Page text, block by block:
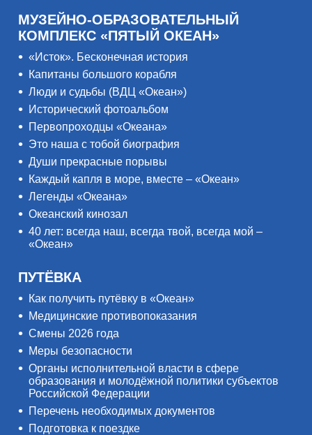
МУЗЕЙНО-ОБРАЗОВАТЕЛЬНЫЙ
КОМПЛЕКС «ПЯТЫЙ ОКЕАН»
«Исток». Бесконечная история
Капитаны большого корабля
Люди и судьбы (ВДЦ «Океан»)
Исторический фотоальбом
Первопроходцы «Океана»
Это наша с тобой биография
Души прекрасные порывы
Каждый капля в море, вместе – «Океан»
Легенды «Океана»
Океанский кинозал
40 лет: всегда наш, всегда твой, всегда мой –
«Океан»
ПУТЁВКА
Как получить путёвку в «Океан»
Медицинские противопоказания
Смены 2026 года
Меры безопасности
Органы исполнительной власти в сфере
образования и молодёжной политики субъектов
Российской Федерации
Перечень необходимых документов
Подготовка к поездке